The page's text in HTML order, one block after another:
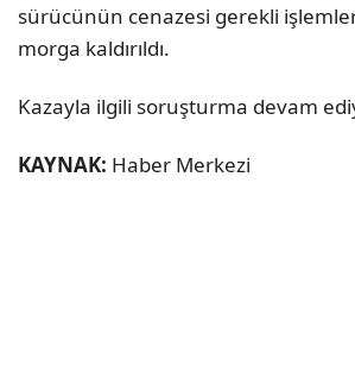
sürücünün cenazesi gerekli
morga kaldırıldı.
Kazayla ilgili soruşturma devam
KAYNAK: Haber Merkezi